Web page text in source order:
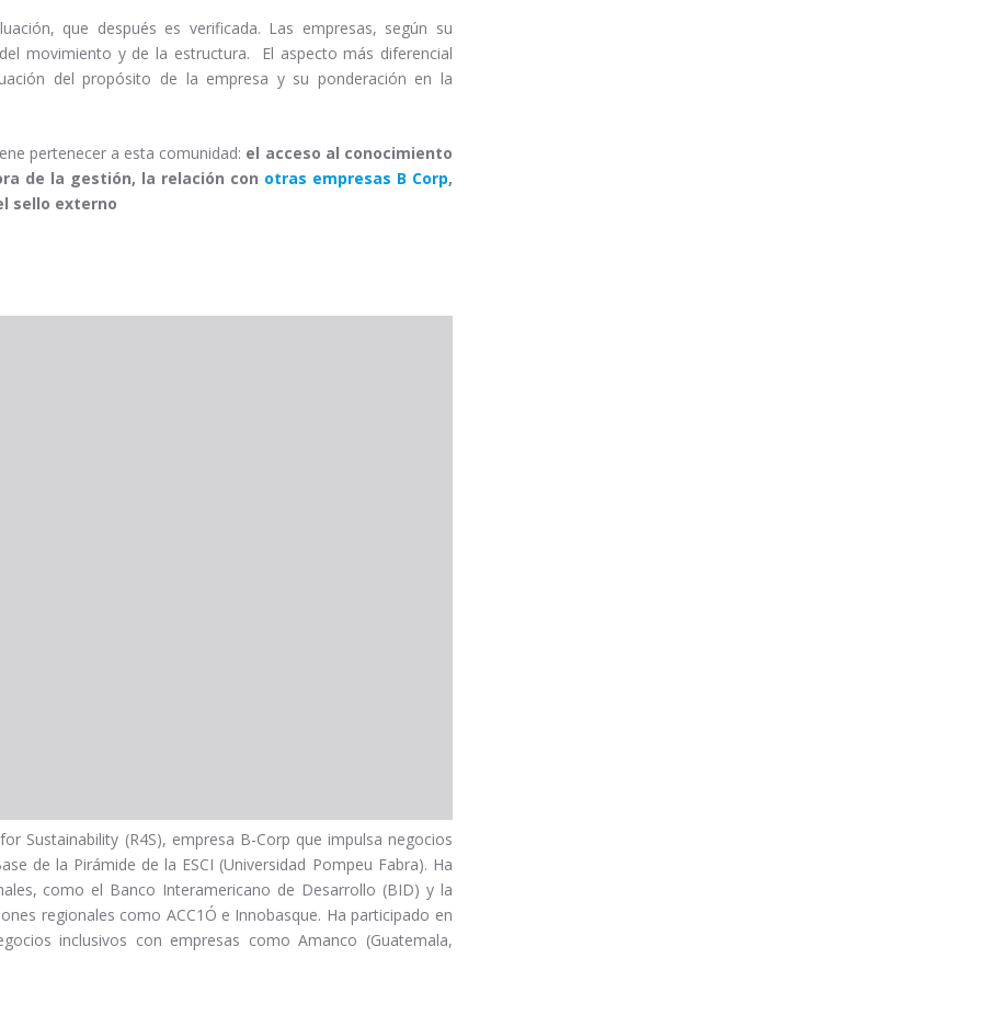
que después es verificada. Las empresas, según su
movimiento y de la estructura. El aspecto más diferencial
del propósito de la empresa y su ponderación en la
pertenecer a esta comunidad: el acceso al conocimiento
de la gestión, la relación con otras empresas B Corp,
sello externo
Sustainability (R4S), empresa B-Corp que impulsa negocios
de la Pirámide de la ESCI (Universidad Pompeu Fabra). Ha
como el Banco Interamericano de Desarrollo (BID) y la
regionales como ACC1Ó e Innobasque. Ha participado en
inclusivos con empresas como Amanco (Guatemala,